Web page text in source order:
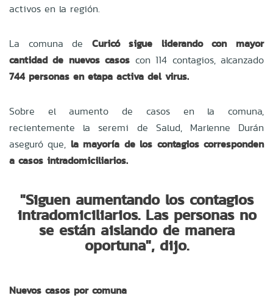
activos en la región.
La comuna de Curicó sigue liderando con mayor
cantidad de nuevos casos con 114 contagios, alcanzado
744 personas en etapa activa del virus.
Sobre el aumento de casos en la comuna,
recientemente la seremi de Salud, Marlenne Durán
aseguró que, la mayoría de los contagios corresponden
a casos intradomiciliarios.
"Siguen aumentando los contagios
intradomiciliarios. Las personas no
se están aislando de manera
oportuna", dijo.
Nuevos casos por comuna